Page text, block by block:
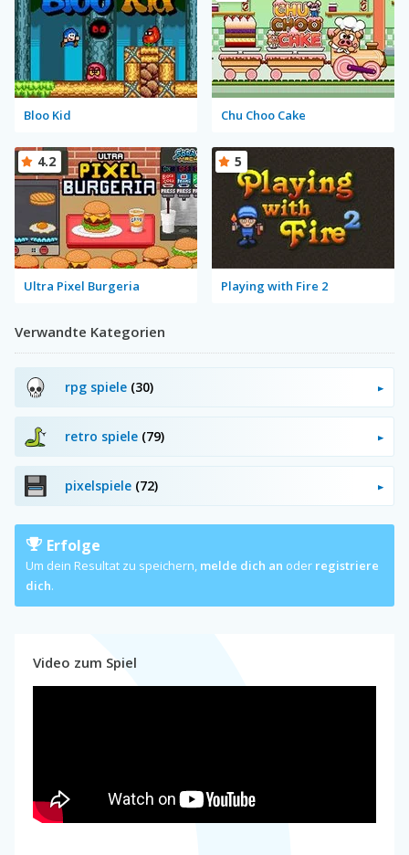
Bloo Kid Chu Choo Cake
Ultra Pixel Burgeria
4.2
Playing with Fire 2
5
Verwandte Kategorien
rpg spiele (30)
retro spiele (79)
pixelspiele (72)
Erfolge
Um dein Resultat zu speichern, melde dich an oder registriere
dich.
Video zum Spiel